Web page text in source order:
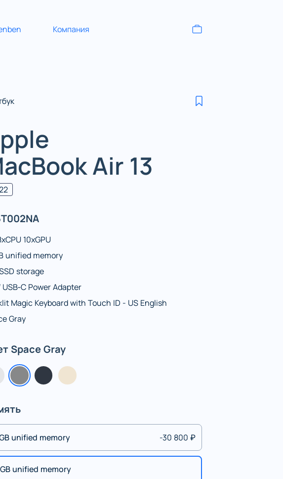
Компания
Air 13
10xGPU
unified memory
storage
USB‑C Power Adapter
Magic Keyboard with Touch ID - US English
Gray
Space Gray
unified memory -30 800 ₽
unified memory